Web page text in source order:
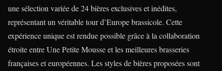
une sélection variée de 24 bières exclusives et inédites,
représentant un véritable tour d’Europe brassicole. Cette
expérience unique est rendue possible grâce à la collaboration
étroite entre Une Petite Mousse et les meilleures brasseries
françaises et européennes. Les styles de bières proposées sont